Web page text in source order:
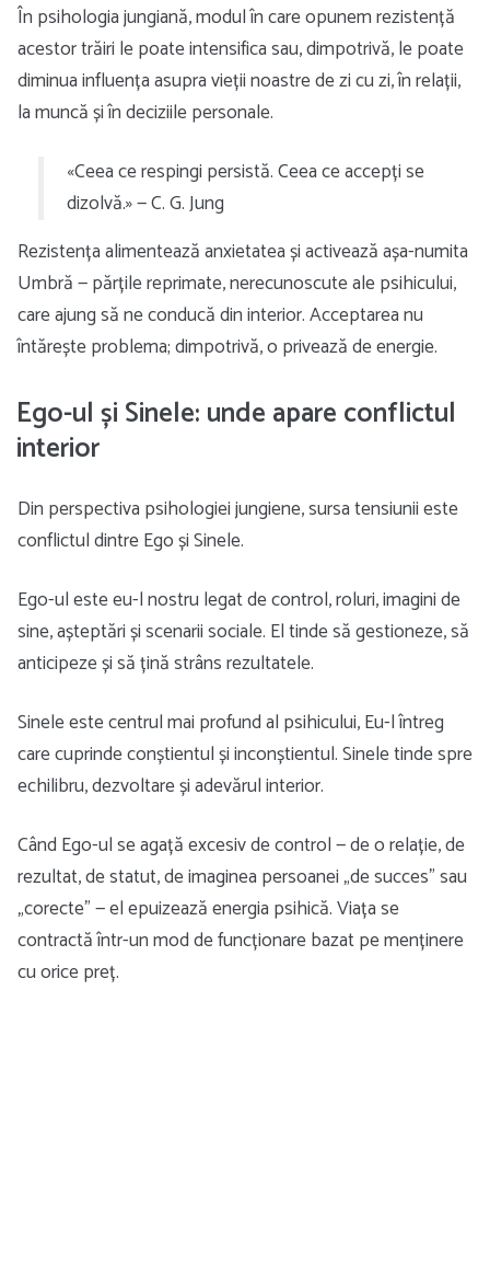
În psihologia jungiană, modul în care opunem rezistență
acestor trăiri le poate intensifica sau, dimpotrivă, le poate
diminua influența asupra vieții noastre de zi cu zi, în relații,
la muncă și în deciziile personale.
«Ceea ce respingi persistă. Ceea ce accepți se
dizolvă.» — C. G. Jung
Rezistența alimentează anxietatea și activează așa-numita
Umbră — părțile reprimate, nerecunoscute ale psihicului,
care ajung să ne conducă din interior. Acceptarea nu
întărește problema; dimpotrivă, o privează de energie.
Ego-ul și Sinele: unde apare conflictul
interior
Din perspectiva psihologiei jungiene, sursa tensiunii este
conflictul dintre Ego și Sinele.
Ego-ul este eu-l nostru legat de control, roluri, imagini de
sine, așteptări și scenarii sociale. El tinde să gestioneze, să
anticipeze și să țină strâns rezultatele.
Sinele este centrul mai profund al psihicului, Eu-l întreg
care cuprinde conștientul și inconștientul. Sinele tinde spre
echilibru, dezvoltare și adevărul interior.
Când Ego-ul se agață excesiv de control — de o relație, de
rezultat, de statut, de imaginea persoanei „de succes” sau
„corecte” — el epuizează energia psihică. Viața se
contractă într-un mod de funcționare bazat pe menținere
cu orice preț.